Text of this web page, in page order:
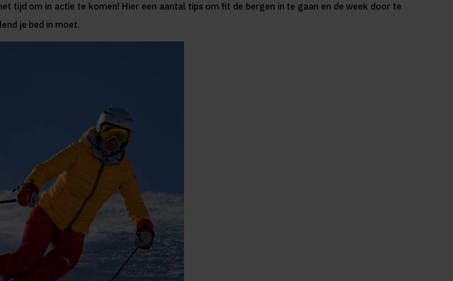
tijd om in actie te komen! Hier een aantal tips om fit de bergen in te gaan en de week door te
je bed in moet.